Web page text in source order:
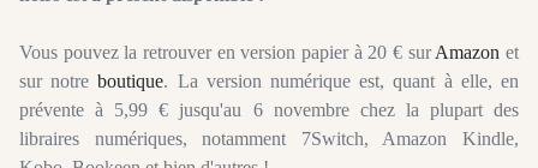
Vous pouvez la retrouver en version papier à 20 € surAmazon et
sur notreboutique. La version numérique est, quant à elle, en
prévente à 5,99 € jusqu'au 6 novembre chez la plupart des
libraires numériques, notamment 7Switch, AmazonKindle,